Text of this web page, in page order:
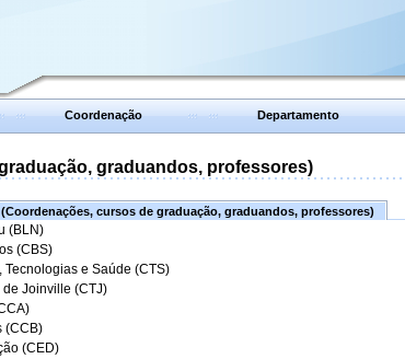
Coordenação Departamento
graduandos, professores)
cursos de graduação, graduandos, professores)
(BLN)
(CBS)
e Saúde (CTS)
Joinville (CTJ)
(CCB)
(CED)